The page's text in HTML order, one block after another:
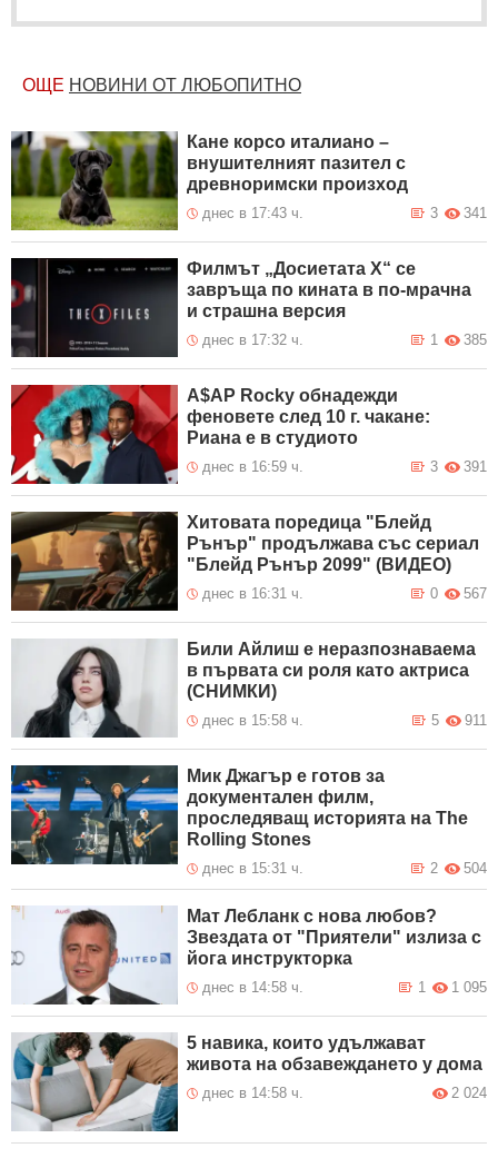
ОЩЕ НОВИНИ ОТ ЛЮБОПИТНО
Кане корсо италиано –
внушителният пазител с
древноримски произход
днес в 17:43 ч. 341
3
Филмът „Досиетата Х“ се
завръща по кината в по-мрачна
и страшна версия
днес в 17:32 ч. 385
1
A$AP Rocky обнадежди
феновете след 10 г. чакане:
Риана е в студиото
днес в 16:59 ч. 391
3
Хитовата поредица "Блейд
Рънър" продължава със сериал
"Блейд Рънър 2099" (ВИДЕО)
днес в 16:31 ч. 567
0
Били Айлиш е неразпознаваема
в първата си роля като актриса
(СНИМКИ)
днес в 15:58 ч. 911
5
Мик Джагър е готов за
документален филм,
проследяващ историята на The
Rolling Stones
днес в 15:31 ч. 504
2
Мат Лебланк с нова любов?
Звездата от "Приятели" излиза с
йога инструкторка
днес в 14:58 ч. 1 095
1
5 навика, които удължават
живота на обзавеждането у дома
днес в 14:58 ч. 2 024